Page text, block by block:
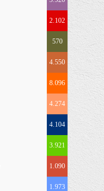
2.102
570
4.550
8.096
4.274
4.104
3.921
1.090
1.973